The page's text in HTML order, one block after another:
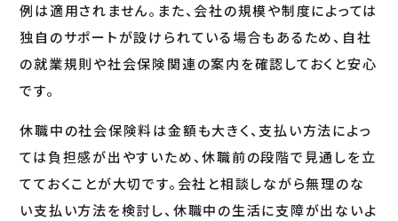
例は適用されません。また、会社の規模や制度によっては
独自のサポートが設けられている場合もあるため、自社
の就業規則や社会保険関連の案内を確認しておくと安心
です。
休職中の社会保険料は金額も大きく、支払い方法によっ
ては負担感が出やすいため、休職前の段階で見通しを立
てておくことが大切です。会社と相談しながら無理のな
い支払い方法を検討し、休職中の生活に支障が出ないよ